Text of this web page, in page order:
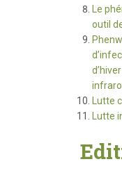
Le
outil
Lutte
Lutte